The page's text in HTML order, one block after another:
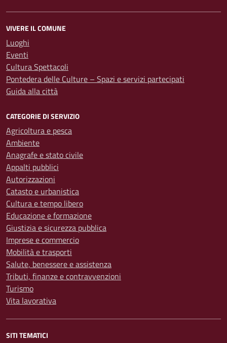
VIVERE IL COMUNE
Luoghi
Eventi
Cultura Spettacoli
Pontedera delle Culture – Spazi e servizi partecipati
Guida alla città
CATEGORIE DI SERVIZIO
Agricoltura e pesca
Ambiente
Anagrafe e stato civile
Appalti pubblici
Autorizzazioni
Catasto e urbanistica
Cultura e tempo libero
Educazione e formazione
Giustizia e sicurezza pubblica
Imprese e commercio
Mobilità e trasporti
Salute, benessere e assistenza
Tributi, finanze e contravvenzioni
Turismo
Vita lavorativa
SITI TEMATICI